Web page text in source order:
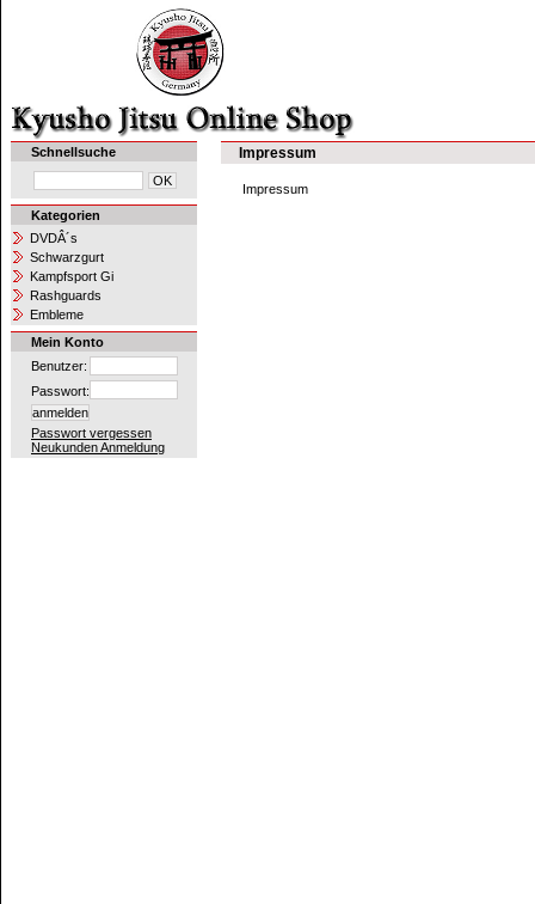
Schnellsuche
Kategorien
DVDÂ´s
Schwarzgurt
Kampfsport Gi
Rashguards
Embleme
Mein Konto
Benutzer:
Passwort:
Passwort vergessen
Neukunden Anmeldung
Impressum
Impressum